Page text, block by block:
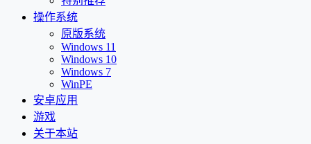
操作系统
原版系统
Windows 11
Windows 10
Windows 7
WinPE
安卓应用
游戏
关于本站